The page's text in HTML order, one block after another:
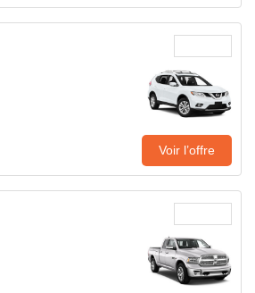
Voir l’offre